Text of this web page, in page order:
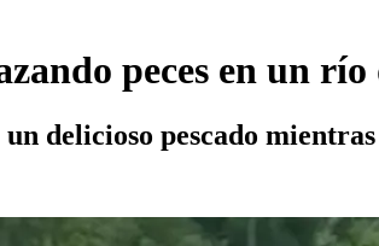
peces en un
delicioso pescado